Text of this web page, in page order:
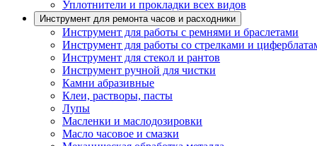
Уплотнители и прокладки всех видов
Инструмент для ремонта часов и расходники
Инструмент для работы с ремнями и браслетами
Инструмент для работы со стрелками и
Инструмент для стекол и рантов
Инструмент ручной для чистки
Камни абразивные
Клеи, растворы, пасты
Лупы
Масленки и маслодозировки
Масло часовое и смазки